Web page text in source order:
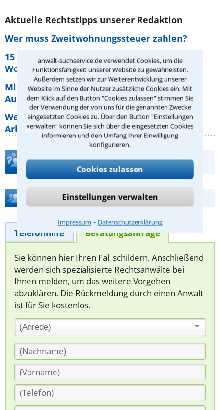
anwalt-suchservice.de verwendet Cookies, um die
Funktionsfähigkeit unserer Website zu gewährleisten.
Außerdem setzen wir zur Weiterentwicklung unserer
Website im Sinne der Nutzer zusätzliche Cookies ein. Mit
dem Klick auf den Button "Cookies zulassen" stimmen Sie
der Verwendung der von uns für die genannten Zwecke
eingesetzten Cookies zu. Über den Button "Einstellungen
verwalten" können Sie sich über die eingesetzten Cookies
informieren und den Umfang Ihrer Einwilligung
konfigurieren.
Cookies zulassen
Einstellungen verwalten
Impressum ⁃ Datenschutzerklärung
Aktuelle Rechtstipps unserer Redaktion
Wer muss Zweitwohnungssteuer zahlen?
15 elementare Rechte, die jeder
Wohnungseigentümer kennen sollte
Mietpreisbremse 2026: Alle Regeln,
Ausnahmen und Rechte für Mieter
Welche Regeln für Teilnahme, Urlaub,
Arbeitszeit gelten beim
Teste Dein Rechtswissen
Hilfe bei Ihrer Anwaltsuche?
Telefonhilfe Beratungsanfrage
Sie können hier Ihren Fall schildern. Anschließend
werden sich spezialisierte Rechtsanwälte bei
Ihnen melden, um das weitere Vorgehen
abzuklären. Die Rückmeldung durch einen Anwalt
ist für Sie kostenlos.
(Anrede)